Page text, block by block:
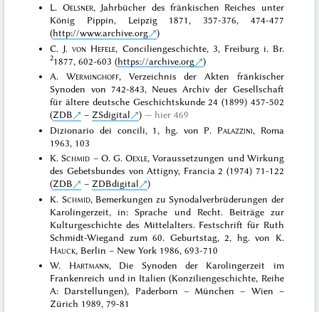
L. Oelsner, Jahrbücher des fränkischen Reiches unter
König Pippin, Leipzig 1871, 357-376, 474-477
(http://www.archive.org
)
C. J.von Hefele, Conciliengeschichte, 3, Freiburg i. Br.
21877, 602-603 (https://archive.org
)
A. Werminghoff, Verzeichnis der Akten fränkischer
Synoden von 742-843, Neues Archiv der Gesellschaft
für ältere deutsche Geschichtskunde 24 (1899) 457-502
(ZDB – ZSdigital )
hier 469
Dizionario dei concili, 1, hg. von P. Palazzini, Roma
1963, 103
K. Schmid – O. G.Oexle, Voraussetzungen und Wirkung
des Gebetsbundes von Attigny, Francia 2 (1974) 71-122
(ZDB – ZDBdigital
)
K. Schmid, Bemerkungen zu Synodalverbrüderungen der
Karolingerzeit, in: Sprache und Recht. Beiträge zur
Kulturgeschichte des Mittelalters. Festschrift für Ruth
Schmidt-Wiegand zum 60. Geburtstag, 2, hg. von K.
Hauck, Berlin – New York 1986, 693-710
W. Hartmann, Die Synoden der Karolingerzeit im
Frankenreich und in Italien (Konziliengeschichte, Reihe
A: Darstellungen), Paderborn – München – Wien –
Zürich 1989, 79-81